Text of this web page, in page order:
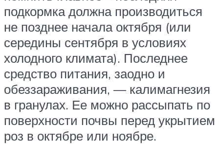
подкормка должна производиться
не позднее начала октября (или
середины сентября в условиях
холодного климата). Последнее
средство питания, заодно и
обеззараживания, — калимагнезия
в гранулах. Ее можно рассыпать по
поверхности почвы перед укрытием
роз в октябре или ноябре.